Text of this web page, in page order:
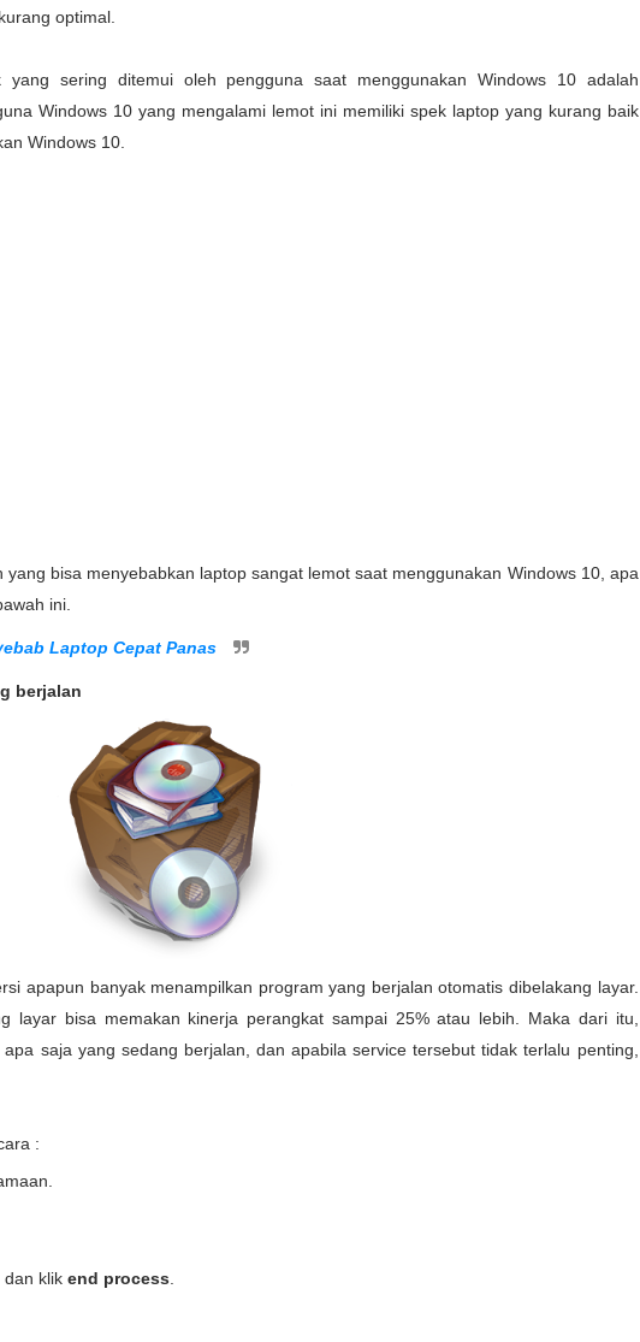
optimal.
yang sering ditemui oleh pengguna saat menggunakan Windows 10 adalah
Windows 10 yang mengalami lemot ini memiliki spek laptop yang kurang baik
Windows 10.
bisa menyebabkan laptop sangat lemot saat menggunakan Windows 10, apa
ini.
Laptop Cepat Panas
berjalan
apapun banyak menampilkan program yang berjalan otomatis dibelakang layar.
layar bisa memakan kinerja perangkat sampai 25% atau lebih. Maka dari itu,
saja yang sedang berjalan, dan apabila service tersebut tidak terlalu penting,
:
dan klik end process